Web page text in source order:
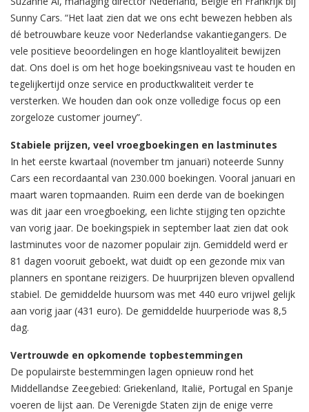
Sunny Cars. “Het laat zien dat we ons echt bewezen hebben als
dé betrouwbare keuze voor Nederlandse vakantiegangers. De
vele positieve beoordelingen en hoge klantloyaliteit bewijzen
dat. Ons doel is om het hoge boekingsniveau vast te houden en
tegelijkertijd onze service en productkwaliteit verder te
versterken. We houden dan ook onze volledige focus op een
zorgeloze customer journey”.
Stabiele prijzen, veel vroegboekingen en lastminutes
In het eerste kwartaal (november tm januari) noteerde Sunny
Cars een recordaantal van 230.000 boekingen. Vooral januari en
maart waren topmaanden. Ruim een derde van de boekingen
was dit jaar een vroegboeking, een lichte stijging ten opzichte
van vorig jaar. De boekingspiek in september laat zien dat ook
lastminutes voor de nazomer populair zijn. Gemiddeld werd er
81 dagen vooruit geboekt, wat duidt op een gezonde mix van
planners en spontane reizigers. De huurprijzen bleven opvallend
stabiel. De gemiddelde huursom was met 440 euro vrijwel gelijk
aan vorig jaar (431 euro). De gemiddelde huurperiode was 8,5
dag.
Vertrouwde en opkomende topbestemmingen
De populairste bestemmingen lagen opnieuw rond het
Middellandse Zeegebied: Griekenland, Italië, Portugal en Spanje
voeren de lijst aan. De Verenigde Staten zijn de enige verre